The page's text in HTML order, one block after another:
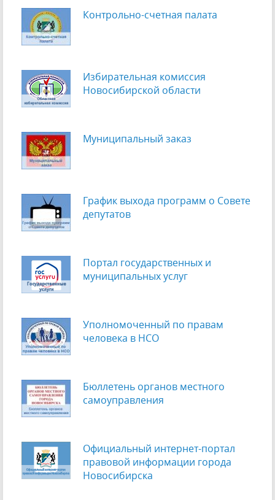
Контрольно-счетная палата
Избирательная комиссия
Новосибирской области
Муниципальный заказ
График выхода программ о Cовете
депутатов
Портал государственных и
муниципальных услуг
Уполномоченный по правам
человека в НСО
Бюллетень органов местного
самоуправления
Официальный интернет-портал
правовой информации города
Новосибирска